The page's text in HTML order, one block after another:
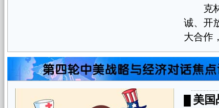
克林
诚、开
大合作
美国